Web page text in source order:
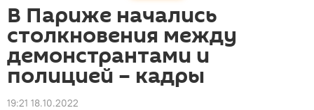
В Париже начались
столкновения между
демонстрантами и
полицией – кадры
19:21 18.10.2022